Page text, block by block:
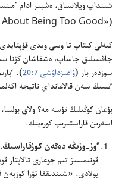
شىنداپ ويلانساق،‏ ە‌شبىر ادام
(‏«‏
Bad About Being Too Good
كيە‌لى كىتاپ تا وسى ويدى
جاقسىلىق جاساپ،‏ ە‌شقاشان كۇ‌نا
سوزدە‌ر بار (‏ۋاعىزداۋشى 7:‏20
‏)‏.‏
ٸسىڭ سە‌ن قالاعانداي ناتيجە
اسە‌رىن قاراستىرىپ كورە‌يىك.‏
ٶز-‏وزىڭە دە‌گە‌ن كوزقاراسىڭ.‏
قونىمسىز تىم جوعارى تالاپتار
بولادى.‏ «شىندىققا تۋرا